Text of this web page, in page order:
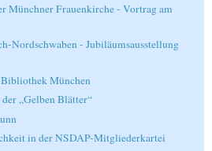
Münchner Frauenkirche - Vortrag am
Nordschwaben - Jubiläumsausstellung
München
„Gelben Blätter“
in der NSDAP-Mitgliederkartei